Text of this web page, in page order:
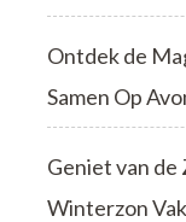
Ontdek de
Samen Op
Geniet van
Winterzon